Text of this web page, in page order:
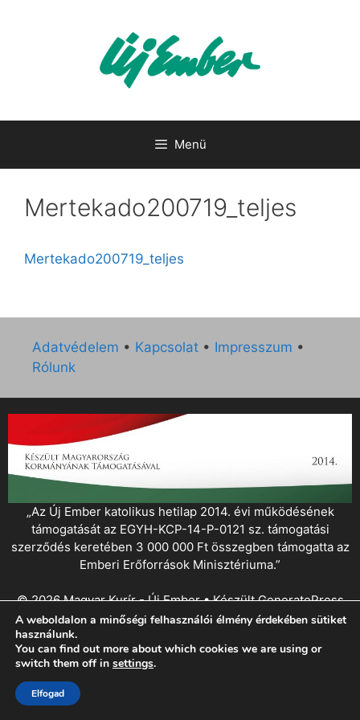
Menü
Mertekado200719_teljes
Mertekado200719_teljes
Adatvédelem • Kapcsolat • Impresszum •
Rólunk
„Az Új Ember katolikus hetilap 2014. évi működésének
támogatását az EGYH-KCP-14-P-0121 sz. támogatási
szerződés keretében 3 000 000 Ft összegben támogatta az
Emberi Erőforrások Minisztériuma.”
© 2026 Magyar Kurír - Új Ember• KészültGeneratePress
A weboldalon a minőségi felhasználói élmény érdekében sütiket
használunk.
You can find out more about which cookies we are using or
switch them off in settings.
Elfogad